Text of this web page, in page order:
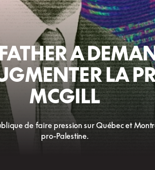
A
LA
MCGILL
de faire pression sur Québec et
pro-Palestine.